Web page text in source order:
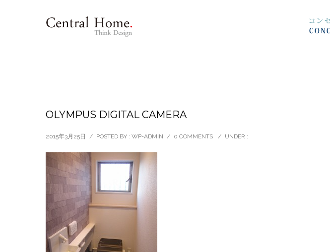
OLYMPUS DIGITAL CAMERA
2015年3月25日 / POSTED BY : WP-ADMIN / 0 COMMENTS / UNDER :